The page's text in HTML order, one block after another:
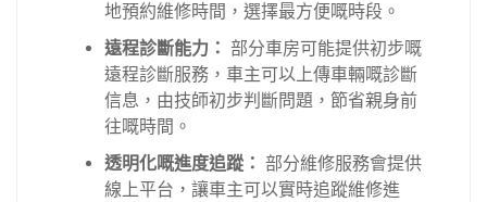
地預約維修時間，選擇最方便嘅時段。
遠程診斷能力： 部分車房可能提供初步嘅
遠程診斷服務，車主可以上傳車輛嘅診斷
信息，由技師初步判斷問題，節省親身前
往嘅時間。
透明化嘅進度追蹤： 部分維修服務會提供
線上平台，讓車主可以實時追蹤維修進